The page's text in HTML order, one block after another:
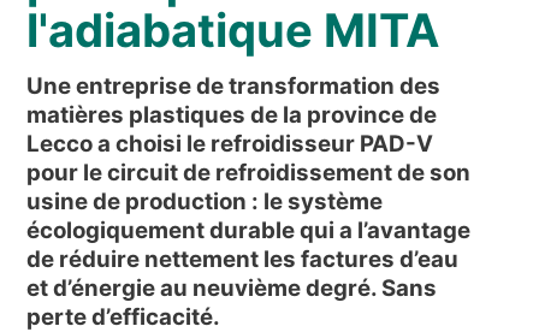
l'adiabatique MITA
Une entreprise de transformation des
matières plastiques de la province de
Lecco a choisi le refroidisseur PAD-V
pour le circuit de refroidissement de son
usine de production : le système
écologiquement durable qui a l’avantage
de réduire nettement les factures d’eau
et d’énergie au neuvième degré. Sans
perte d’efficacité.